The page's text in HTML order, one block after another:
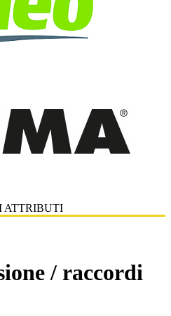
ATTRIBUTI
/ raccordi